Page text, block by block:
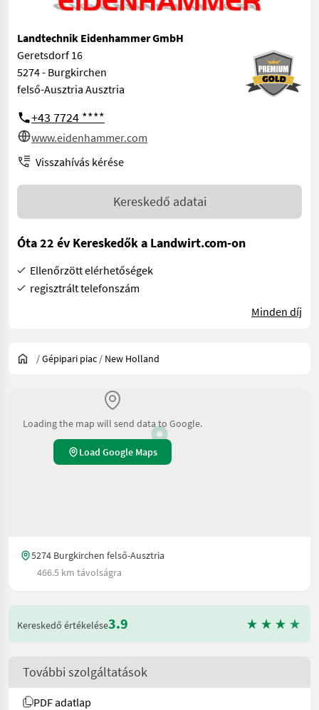
Landtechnik Eidenhammer GmbH
Geretsdorf 16
5274 - Burgkirchen
felső-Ausztria Ausztria
+43 7724 ****
www.eidenhammer.com
Visszahívás kérése
Kereskedő adatai
Óta 22 év Kereskedők a Landwirt.com-on
Ellenőrzött elérhetőségek
regisztrált telefonszám
Minden díj
/Gépipari piac / New Holland
Loading the map will send data to Google.
Load Google Maps
5274 Burgkirchen felső-Ausztria
466.5 km távolságra
Kereskedő értékelése3.9
További szolgáltatások
PDF adatlap